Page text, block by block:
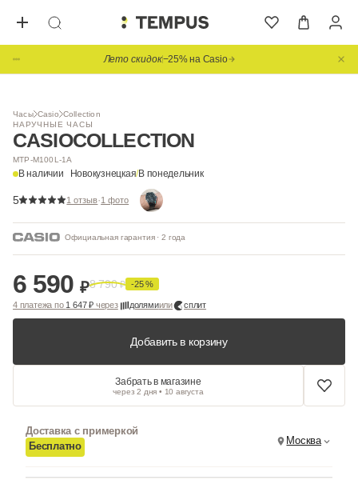
Лето скидок−25% на Casio
Часы Casio Collection
НАРУЧНЫЕ ЧАСЫ
CASIOCOLLECTION
MTP-M100L-1A
В наличии Новокузнецкая/В понедельник
5 1 отзыв·1 фото
Официальная гарантия · 2 года
6 590 ₽8 790₽ -25 %
4 платежа по 1 647 ₽через долямиили сплит
Добавить в корзину
Забрать в магазине
через 2 дня • 10 августа
Доставка с примеркой
Бесплатно
Москва